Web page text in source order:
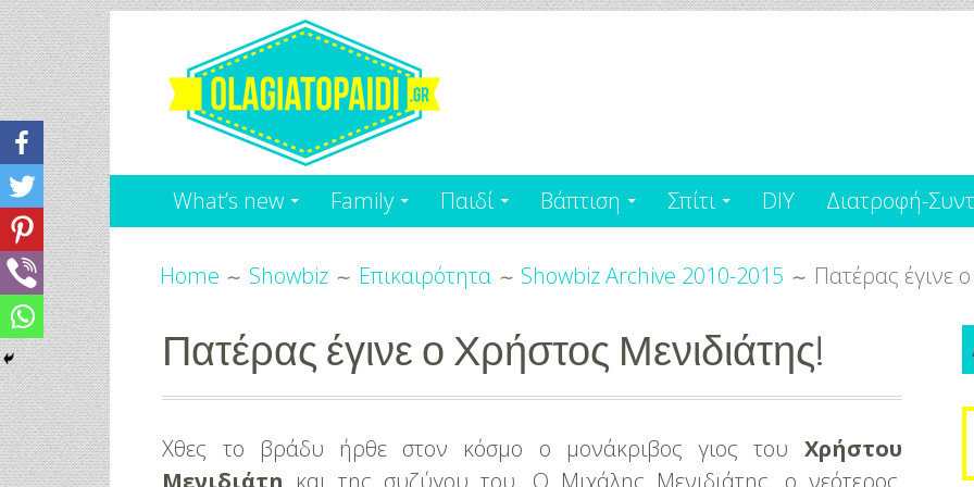
Skip
to
content
Olagiatopaidi.gr
Όλα
Για
το
Παιδί
-
What’s new Family Παιδί Βάπτιση Σπίτι DIY Διατροφή-
Breadcrumbs
Home Showbiz Επικαιρότητα Showbiz Archive 2010-2015 Πατέρας έγινε
Πατέρας έγινε ο Χρήστος Μενιδιάτης!
Χθες το βράδυ ήρθε στον κόσμο ο μονάκριβος γιος του Χρήστου
Μενιδιάτη και της συζύγου του. Ο Μιχάλης Μενιδιάτης, ο νεότερος,